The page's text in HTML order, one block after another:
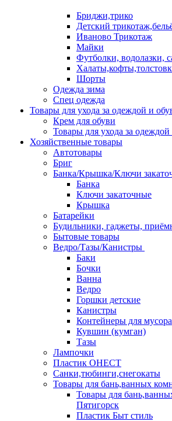
Бриджи,трико
Детский
Иваново Трикотаж
Майки
Футболки, водолазки,
Шорты
Одежда зима
Спец одежда
Товары для ухода за одеждой и
Крем для обуви
Товары для ухода за
Хозяйственные товары
Автотовары
Бриг
Банка/Крышка/Ключи
Банка
Ключи закаточные
Крышка
Батарейки
Будильники, гаджеты,
Бытовые товары
Ведро/Тазы/Канистры
Баки
Бочки
Ванна
Ведро
Горшки детские
Канистры
Контейнеры для мусора
Кувшин (кумган)
Тазы
Лампочки
Пластик ОНЕСТ
Санки,тюбинги,снегокаты
Товары для бань,ванных
Товары для
Пятигорск
Пластик Быт стиль